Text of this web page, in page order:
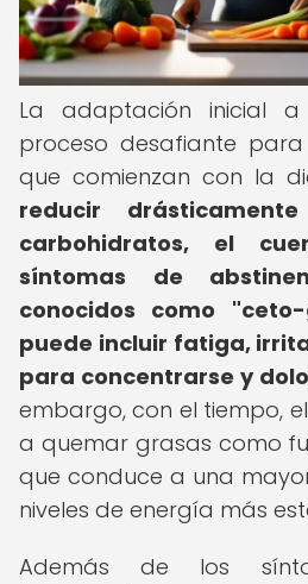
La adaptación inicial
proceso desafiante
que comienzan con la
reducir
carbohidratos, el
síntomas de
conocidos como "ceto-
puede incluir fatiga,
para concentrarse y
embargo, con el tiempo,
a quemar grasas como
que conduce a una
niveles de energía más
Además de los